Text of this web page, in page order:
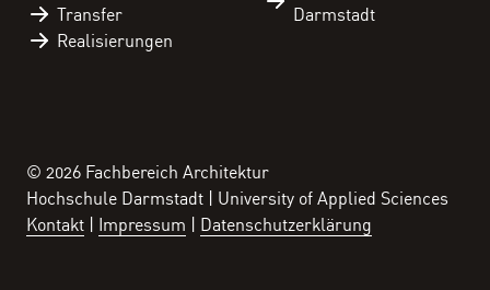
Transfer
Realisierungen
Darmstadt
© 2026 Fachbereich Architektur
Hochschule Darmstadt | University of Applied Sciences
Kontakt
Impressum Datenschutzerklärung